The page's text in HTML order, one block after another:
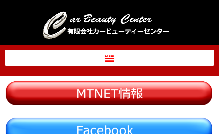
ス
プ
MENU